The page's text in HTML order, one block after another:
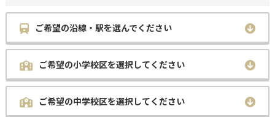
ご希望の沿線・駅を選んでください
ご希望の小学校区を選択してください
ご希望の中学校区を選択してください